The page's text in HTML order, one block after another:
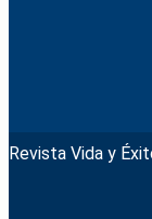
Revista Vida y